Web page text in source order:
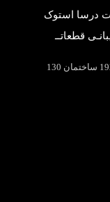
درسا استوک
قطعاتــ
تهران خیابان سمیه نرسیده به ایرانشهر پلاک 192 ساختمان 130